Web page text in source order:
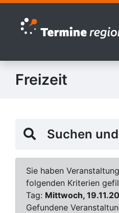
Zur Navigation springen
Zum Inhalt springen
Freizeit
Suchen
Sie haben
folgenden Kriterien
Tag: Mittwoch,
Gefundene